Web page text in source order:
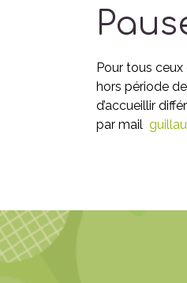
Pour tous ceux
hors période
d’accueillir
par mail